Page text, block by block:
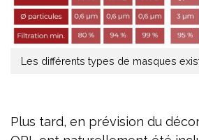
Les différents types de masques
Plus tard, en prévision du